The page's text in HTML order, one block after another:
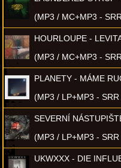
(MP3 / MC+MP3 -
HOURLOUPE -
(MP3 / MC+MP3 -
PLANETY - MÁME
(MP3 / LP+MP3 -
SEVERNÍ
(MP3 / LP+MP3 - SRR
UKWXXX - DIE